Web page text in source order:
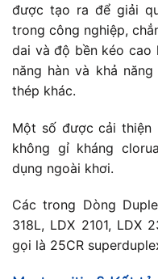
được tạo ra để giải
trong công nghiệp,
dai và độ bền kéo cao
năng hàn và khả
thép khác.
Một số được cải thiện
không gỉ kháng
dụng ngoài khơi.
Các trong Dòng
318L, LDX 2101, LDX
gọi là 25CR